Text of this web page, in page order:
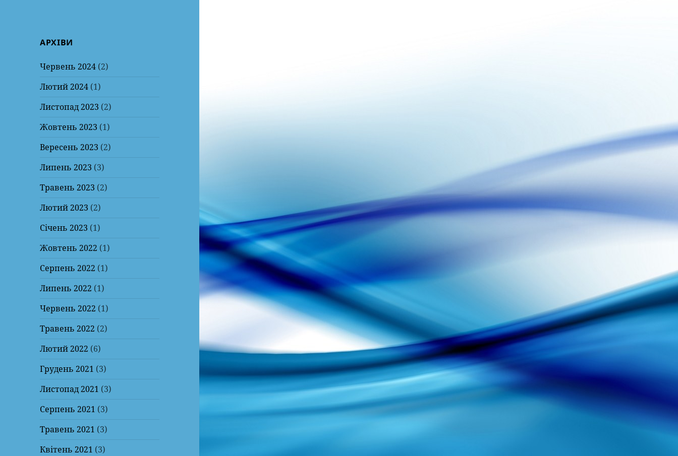
АРХІВИ
Червень 2024 (2)
Лютий 2024 (1)
Листопад 2023 (2)
Жовтень 2023 (1)
Вересень 2023 (2)
Липень 2023 (3)
Травень 2023 (2)
Лютий 2023 (2)
Січень 2023 (1)
Жовтень 2022 (1)
Серпень 2022 (1)
Липень 2022 (1)
Червень 2022 (1)
Травень 2022 (2)
Лютий 2022 (6)
Грудень 2021 (3)
Листопад 2021 (3)
Серпень 2021 (3)
Травень 2021 (3)
Квітень 2021 (3)